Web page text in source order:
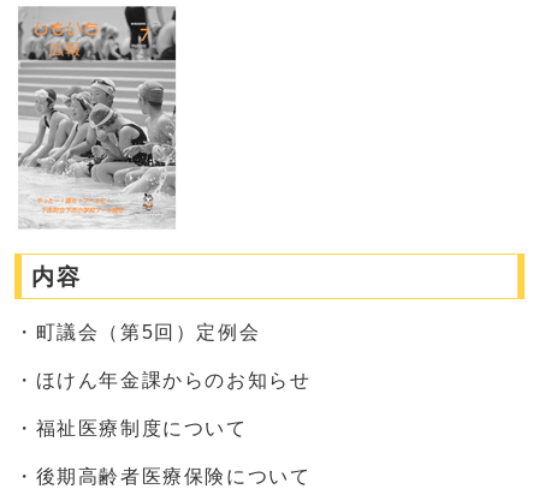
内容
・町議会（第5回）定例会
・ほけん年金課からのお知らせ
・福祉医療制度について
・後期高齢者医療保険について